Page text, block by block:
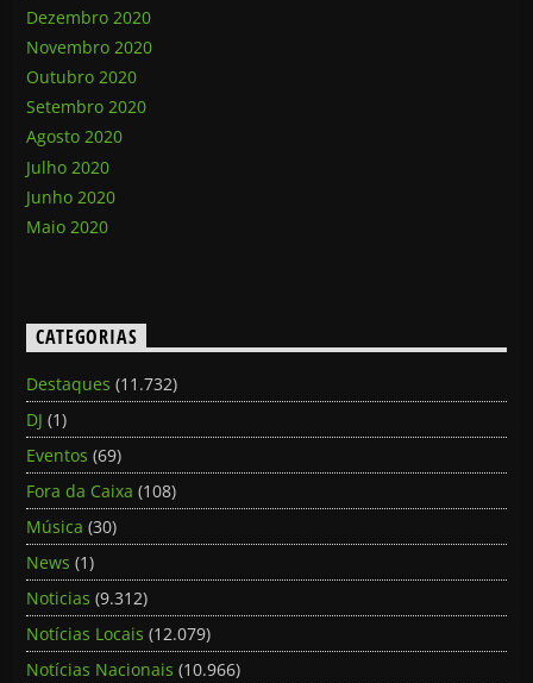
Dezembro 2020
Novembro 2020
Outubro 2020
Setembro 2020
Agosto 2020
Julho 2020
Junho 2020
Maio 2020
CATEGORIAS
Destaques (11.732)
DJ (1)
Eventos (69)
Fora da Caixa (108)
Música (30)
News (1)
Noticias (9.312)
Notícias Locais (12.079)
Notícias Nacionais (10.966)